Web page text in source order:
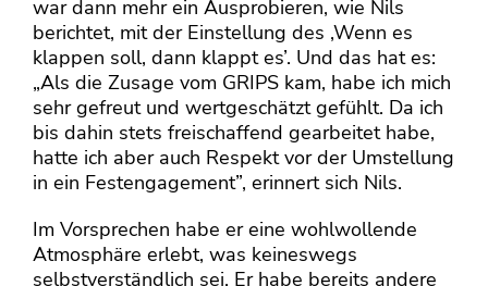
war dann mehr ein Ausprobieren, wie Nils
berichtet, mit der Einstellung des ,Wenn es
klappen soll, dann klappt es’. Und das hat es:
„Als die Zusage vom GRIPS kam, habe ich mich
sehr gefreut und wertgeschätzt gefühlt. Da ich
bis dahin stets freischaffend gearbeitet habe,
hatte ich aber auch Respekt vor der Umstellung
in ein Festengagement”, erinnert sich Nils.
Im Vorsprechen habe er eine wohlwollende
Atmosphäre erlebt, was keineswegs
selbstverständlich sei. Er habe bereits andere